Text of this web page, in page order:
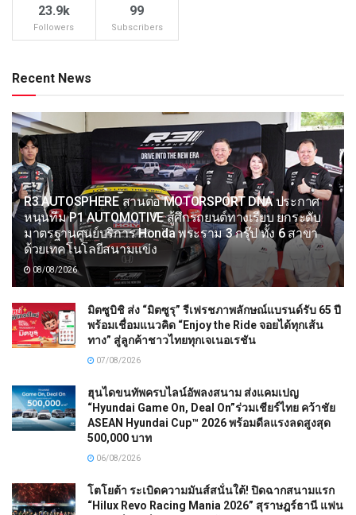
23.9k
Followers
99
Subscribers
Recent News
R3 AUTOSPHERE สานต่อ MOTORSPORT DNA ประกาศ
หนุนทีม P1 AUTOMOTIVE สู้ศึกรถยนต์ทางเรียบ ยกระดับ
มาตรฐานศูนย์บริการ Honda พระราม 3 กรุ๊ป ทั้ง 6 สาขา
ด้วยเทคโนโลยีสนามแข่ง
08/08/2026
มิตซูบิชิ ส่ง “มิตซูรุ” รีเฟรชภาพลักษณ์แบรนด์รับ 65 ปี
พร้อมเชื่อมแนวคิด “Enjoy the Ride จอยได้ทุกเส้น
ทาง” สู่ลูกค้าชาวไทยทุกเจเนอเรชัน
07/08/2026
ฮุนไดขนทัพครบไลน์อัพลงสนาม ส่งแคมเปญ
“Hyundai Game On, Deal On”ร่วมเชียร์ไทย คว้าชัย
ASEAN Hyundai Cup™ 2026 พร้อมดีลแรงลดสูงสุด
500,000 บาท
06/08/2026
โตโยต้า ระเบิดความมันส์สนั่นใต้! ปิดฉากสนามแรก
“Hilux Revo Racing Mania 2026” สุราษฎร์ธานี แฟน